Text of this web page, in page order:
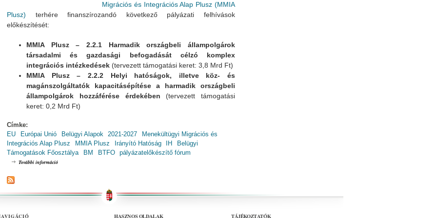
Migrációs és Integrációs Alap Plusz (MMIA
Plusz) terhére finanszírozandó következő pályázati felhívások
előkészítését:
MMIA Plusz – 2.2.1 Harmadik országbeli állampolgárok
társadalmi és gazdasági befogadását célzó komplex
integrációs intézkedések (tervezett támogatási keret: 3,8 Mrd Ft)
MMIA Plusz – 2.2.2 Helyi hatóságok, illetve köz- és
magánszolgáltatók kapacitásépítése a harmadik országbeli
állampolgárok hozzáférése érdekében (tervezett támogatási
keret: 0,2 Mrd Ft)
Címke:
EU
Európai Unió Belügyi Alapok 2021-2027
Menekültügyi Migrációs és
Integrációs Alap Plusz
MMIA Plusz Irányító Hatóság IH
Belügyi
Támogatások Főosztálya
BM BTFO pályázatelőkészítő fórum
További információ
HASZNOS OLDALAK TÁJÉKOZTATÓK